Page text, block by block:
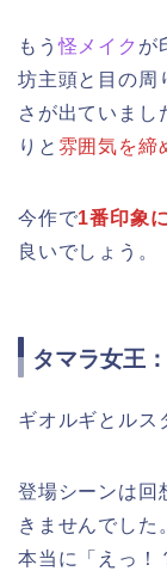
もう怪メイク が
坊主頭と目の周
さが出ていまし
りと 雰囲気を締
今作で1番印象
良いでしょう。
タマラ女王
ギオルギとルス
登場シーンは回
きませんでした。
本当に「えっ！